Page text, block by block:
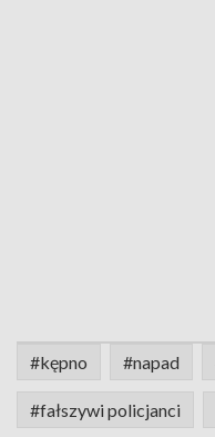
#kępno #napad
#fałszywi policjanci